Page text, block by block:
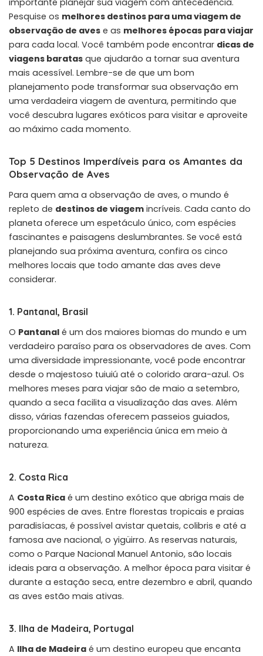
Pesquise os melhores destinos para uma viagem de
observação de aves e as melhores épocas para viajar
para cada local. Você também pode encontrar dicas de
viagens baratas que ajudarão a tornar sua aventura
mais acessível. Lembre-se de que um bom
planejamento pode transformar sua observação em
uma verdadeira viagem de aventura, permitindo que
você descubra lugares exóticos para visitar e aproveite
ao máximo cada momento.
Top 5 Destinos Imperdíveis para os Amantes da
Observação de Aves
Para quem ama a observação de aves, o mundo é
repleto de destinos de viagem incríveis. Cada canto do
planeta oferece um espetáculo único, com espécies
fascinantes e paisagens deslumbrantes. Se você está
planejando sua próxima aventura, confira os cinco
melhores locais que todo amante das aves deve
considerar.
1. Pantanal, Brasil
O Pantanal é um dos maiores biomas do mundo e um
verdadeiro paraíso para os observadores de aves. Com
uma diversidade impressionante, você pode encontrar
desde o majestoso tuiuiú até o colorido arara-azul. Os
melhores meses para viajar são de maio a setembro,
quando a seca facilita a visualização das aves. Além
disso, várias fazendas oferecem passeios guiados,
proporcionando uma experiência única em meio à
natureza.
2. Costa Rica
A Costa Rica é um destino exótico que abriga mais de
900 espécies de aves. Entre florestas tropicais e praias
paradisíacas, é possível avistar quetais, colibris e até a
famosa ave nacional, o yigüirro. As reservas naturais,
como o Parque Nacional Manuel Antonio, são locais
ideais para a observação. A melhor época para visitar é
durante a estação seca, entre dezembro e abril, quando
as aves estão mais ativas.
3. Ilha de Madeira, Portugal
A Ilha de Madeira é um destino europeu que encanta